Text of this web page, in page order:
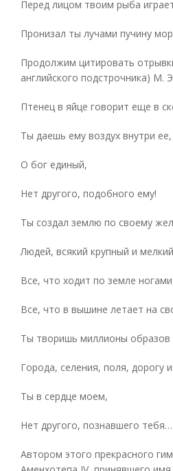
Перед лицом твоим рыба
Пронизал ты лучами пучину
Продолжим цитировать
английского подстрочника) М.
Птенец в яйце говорит еще в
Ты даешь ему воздух внутри
О бог единый,
Нет другого, подобного ему!
Ты создал землю по своему
Людей, всякий крупный и
Все, что ходит по земле
Все, что в вышине летает на
Ты творишь миллионы образов
Города, селения, поля, дорогу
Ты в сердце моем,
Нет другого, познавшего тебя…
Автором этого прекрасного